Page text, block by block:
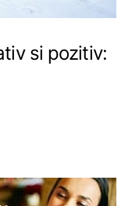
si pozitiv: